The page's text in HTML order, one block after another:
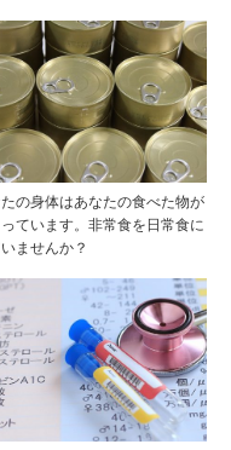
の身体はあなたの食べた物が
ています。非常食を日常食に
ませんか？